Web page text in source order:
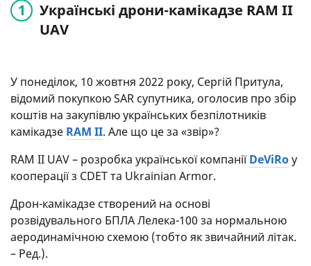
Українські дрони-камікадзе RAM II
UAV
У понеділок, 10 жовтня 2022 року, Сергій Притула,
відомий покупкою SAR супутника, оголосив про збір
коштів на закупівлю українських безпілотників
камікадзе RAM II. Але що це за «звір»?
RAM II UAV – розробка української компаніїDeViRoу
кооперації з CDET та Ukrainian Armor.
Дрон-камікадзе створений на основі
розвідувального БПЛА Лелека-100 за нормальною
аеродинамічною схемою (тобто як звичайний літак.
– Ред.).